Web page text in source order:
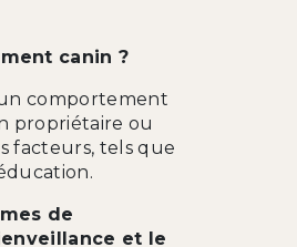
canin ?
comportement
propriétaire ou
facteurs, tels que
de
et le